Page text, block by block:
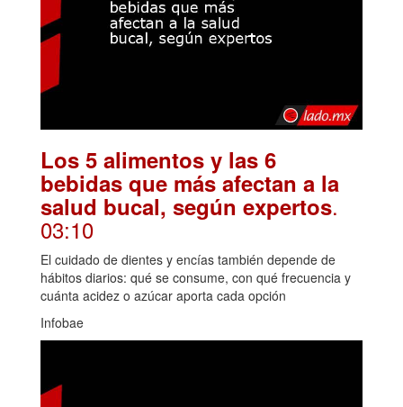
Los 5 alimentos y las 6
bebidas que más afectan a la
salud bucal, según expertos.
03:10
El cuidado de dientes y encías también depende de
hábitos diarios: qué se consume, con qué frecuencia y
cuánta acidez o azúcar aporta cada opción
Infobae